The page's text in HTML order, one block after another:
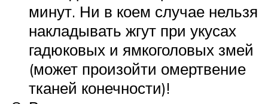
минут. Ни в коем случае нельзя
накладывать жгут при укусах
гадюковых и ямкоголовых змей
(может произойти омертвение
тканей конечности)!